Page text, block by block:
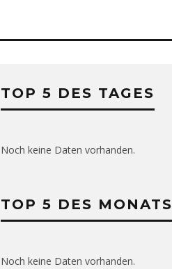
TOP 5 DES TAGES
Noch keine Daten vorhanden.
TOP 5 DES MONATS
Noch keine Daten vorhanden.